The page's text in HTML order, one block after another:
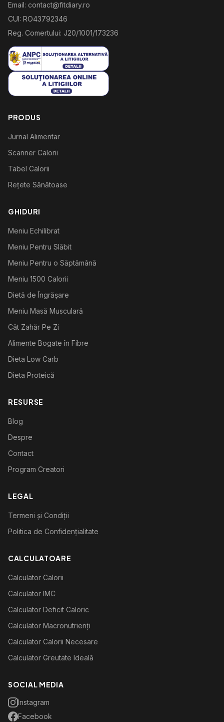
Email: contact@fitdiary.ro
CUI: RO43792346
Reg. Comertului: J20/1001/173236
PRODUS
Jurnal Alimentar
Scanner Calorii
Tabel Calorii
Rețete Sănătoase
GHIDURI
Meniu Echilibrat
Meniu Pentru Slăbit
Meniu Pentru o Săptămână
Meniu 1500 Calorii
Dietă de Îngrășare
Meniu Masă Musculară
Cât Zahăr Pe Zi
Alimente Bogate în Fibre
Dieta Low Carb
Dieta Proteică
RESURSE
Blog
Despre
Contact
Program Creatori
LEGAL
Termeni și Condiții
Politica de Confidențialitate
CALCULATOARE
Calculator Calorii
Calculator IMC
Calculator Deficit Caloric
Calculator Macronutrienți
Calculator Calorii Necesare
Calculator Greutate Ideală
SOCIAL MEDIA
Instagram
Facebook